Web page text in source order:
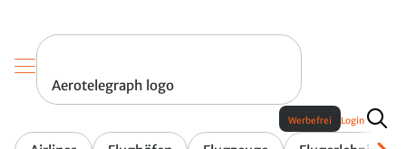
Aerotelegraph logo
Werbefrei Login